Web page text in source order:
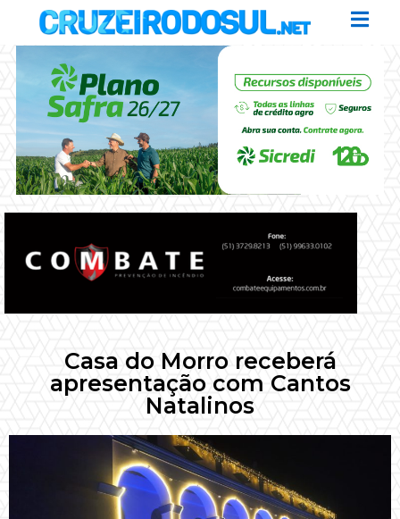
Casa do Morro receberá
apresentação com Cantos
Natalinos